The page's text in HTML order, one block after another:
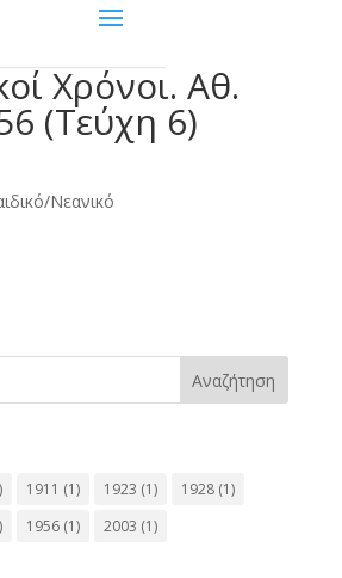
Χρόνοι. Αθ.
(Τεύχη 6)
Νεανικό
Αναζήτηση
1911 (1) 1923 (1) 1928(1)
1956(1) 2003 (1)